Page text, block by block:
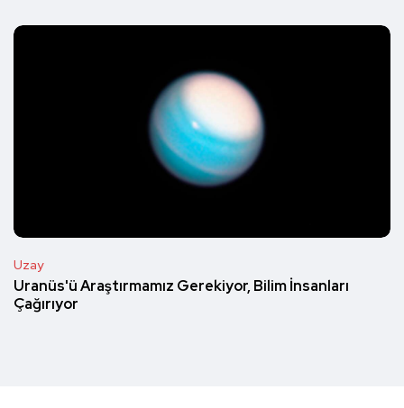
Uzay
Uranüs'ü Araştırmamız Gerekiyor, Bilim İnsanları
Çağırıyor